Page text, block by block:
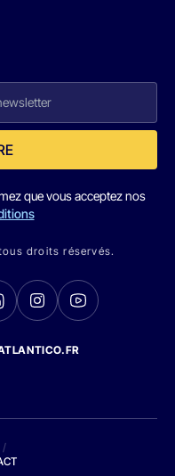
que vous acceptez nos
droits réservés.
/